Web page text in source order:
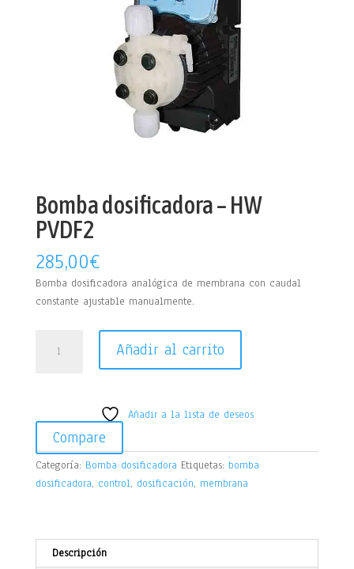
Bomba dosificadora – HW
PVDF2
285,00€
Bomba dosificadora analógica de membrana con caudal
constante ajustable manualmente.
dosificadora
cantidad
Añadir al carrito
Añadir a la lista de deseos
Compare
Categoría: Bomba dosificadora Etiquetas: bomba
dosificadora, control, dosificación, membrana
Descripción